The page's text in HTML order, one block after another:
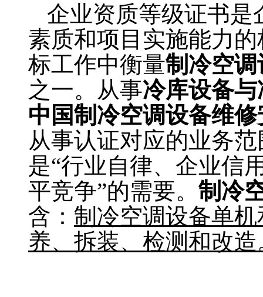
企业资质等级证书是
素质和项目实施能力
标工作中衡量制冷空
之一。从事冷库设备
中国制冷空调设备维
从事认证对应的业务
是“行业自律、企业信
平竞争”的需要。 制冷
含： 制冷空调设备单
养、拆装、检测和改造